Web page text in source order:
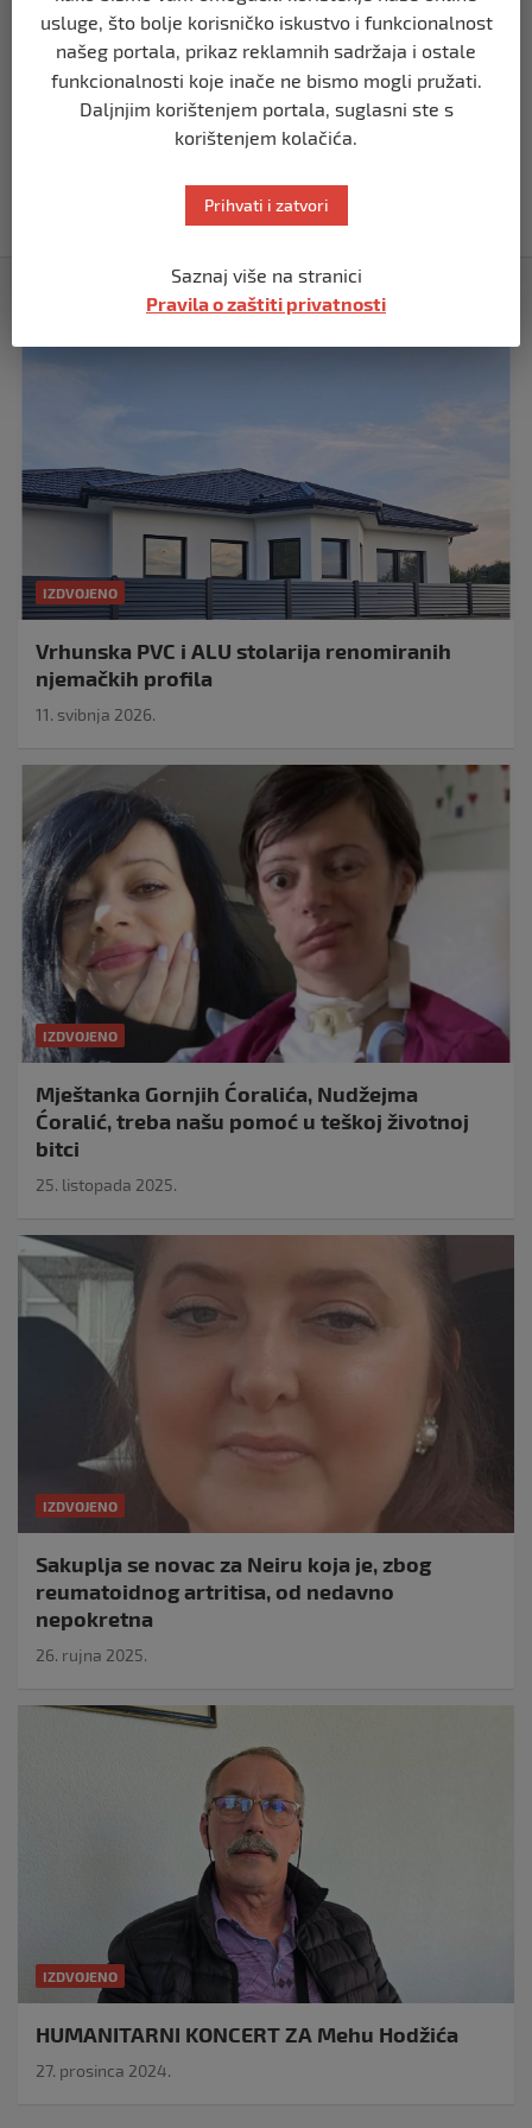
roditelji zvali hitnu i policiju: “Došli su
uhapsiti kozu”
prije 10 mjeseci
prije 10 mjeseci
IZDVOJENO
Vrhunska PVC i ALU stolarija renomiranih
njemačkih profila
11. svibnja 2026.
IZDVOJENO
Mještanka Gornjih Ćoralića, Nudžejma
Ćoralić, treba našu pomoć u teškoj životnoj
bitci
25. listopada 2025.
IZDVOJENO
Sakuplja se novac za Neiru koja je, zbog
reumatoidnog artritisa, od nedavno
nepokretna
26. rujna 2025.
IZDVOJENO
HUMANITARNI KONCERT ZA Mehu Hodžića
27. prosinca 2024.
usluge, što bolje korisničko iskustvo i funkcionalnost
našeg portala, prikaz reklamnih sadržaja i ostale
funkcionalnosti koje inače ne bismo mogli pružati.
Daljnjim korištenjem portala, suglasni ste s
korištenjem kolačića.
Prihvati i zatvori
Saznaj više na stranici
Pravila o zaštiti privatnosti